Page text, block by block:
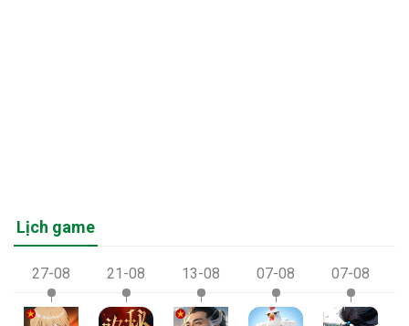
Lịch game
27-08 21-08 13-08 07-08 07-08